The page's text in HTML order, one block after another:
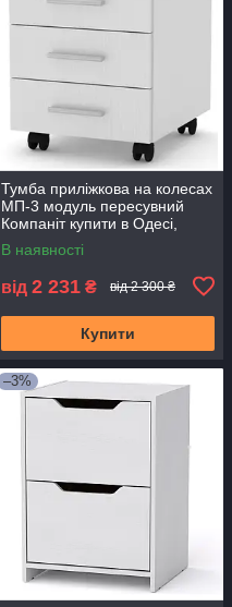
Тумба приліжкова на колесах
МП-3 модуль пересувний
Компаніт купити в Одесі,
Україні
В наявності
від 2 231 ₴ від 2 300 ₴
Купити
–3%